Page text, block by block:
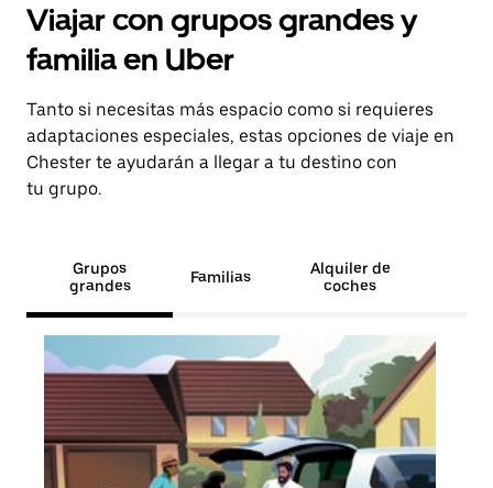
Viajar con grupos grandes y
familia en Uber
Tanto si necesitas más espacio como si requieres
adaptaciones especiales, estas opciones de viaje en
Chester te ayudarán a llegar a tu destino con
tu grupo.
Grupos
grandes
Familias
Alquiler de
coches